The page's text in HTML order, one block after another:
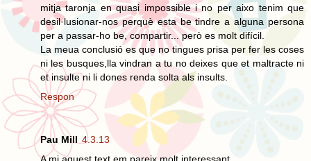
mitja taronja en quasi impossible i no per aixo tenim que
desil·lusionar-nos perquè esta be tindre a alguna persona
per a passar-ho be, compartir... però es molt difícil.
La meua conclusió es que no tingues prisa per fer les coses
ni les busques,lla vindran a tu no deixes que et maltracte ni
et insulte ni li dones renda solta als insults.
Respon
Pau Mill 4.3.13